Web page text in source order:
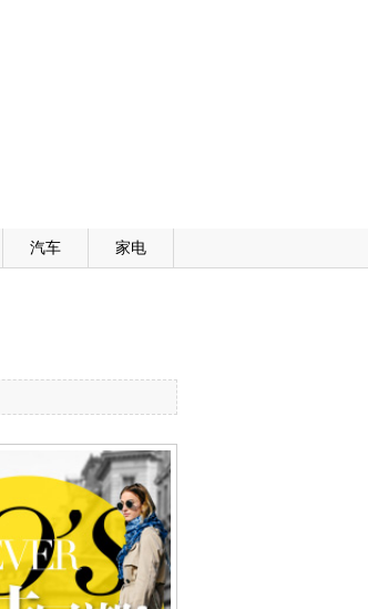
汽车 家电